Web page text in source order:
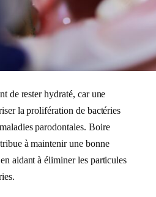
de rester hydraté, car une
la prolifération de bactéries
parodontales. Boire
à maintenir une bonne
aidant à éliminer les particules